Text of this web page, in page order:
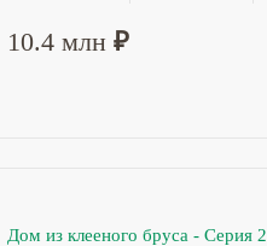
10.4 млн ₽
Дом из клееного бруса - Серия 2